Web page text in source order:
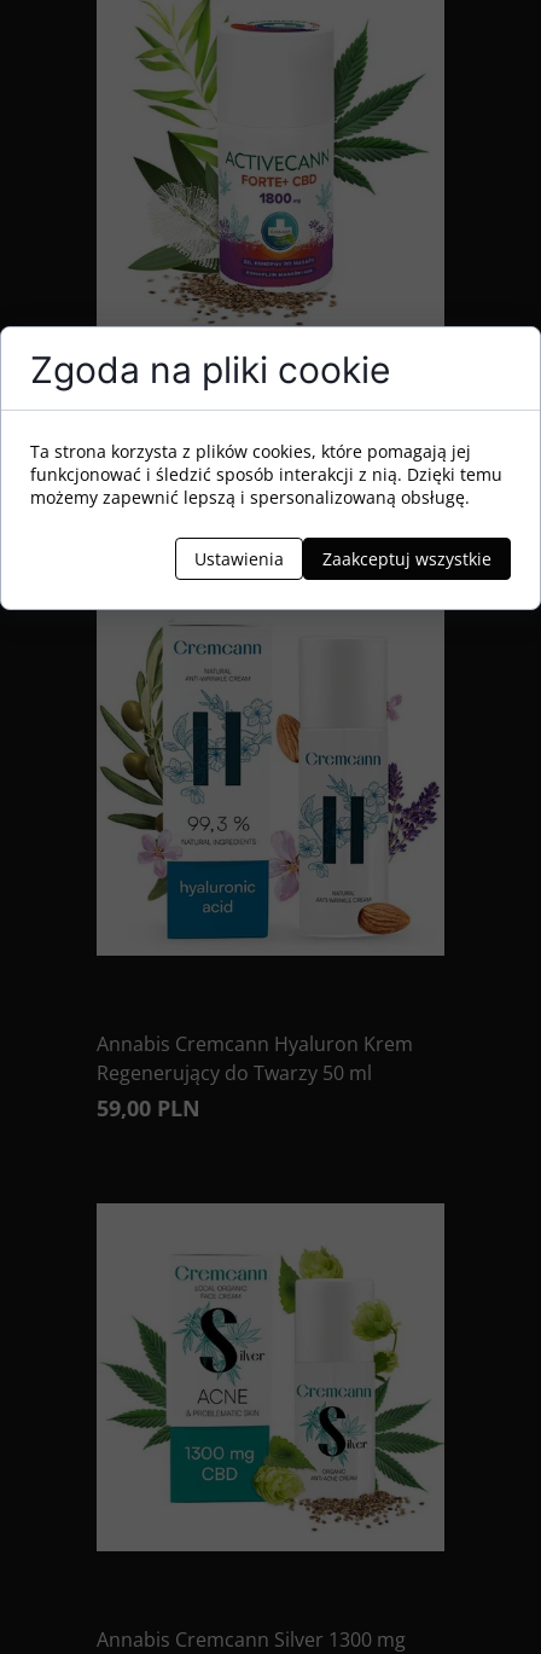
Annabis Activecann Forte+ 1800mg
CBD Żel odprężający do masażu 90
ml
69,00 PLN
Annabis Cremcann Hyaluron Krem
Regenerujący do Twarzy 50 ml
59,00 PLN
Annabis Cremcann Silver 1300 mg
Zgoda na pliki cookie
Ta strona korzysta z plików cookies, które pomagają jej
funkcjonować i śledzić sposób interakcji z nią. Dzięki temu
możemy zapewnić lepszą i spersonalizowaną obsługę.
Ustawienia Zaakceptuj wszystkie